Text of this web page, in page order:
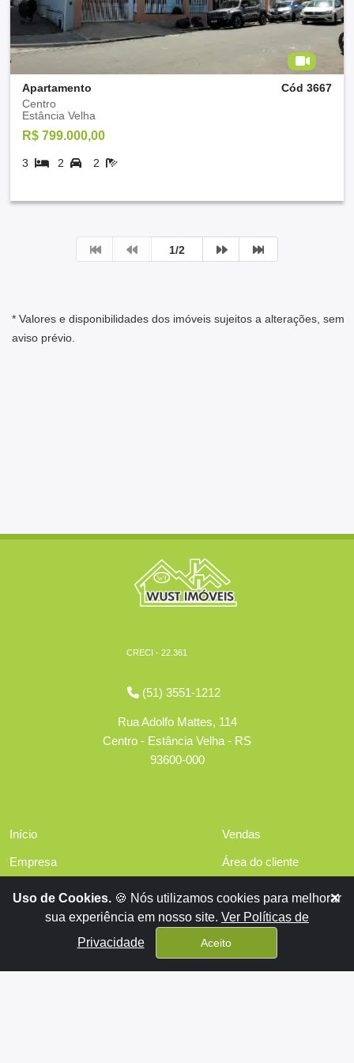
Apartamento
Cód 3667
Centro
Estância Velha
R$ 799.000,00
3 2 2
1/2
* Valores e disponibilidades dos imóveis sujeitos a alterações, sem
aviso prévio.
CRECI - 22.361
(51) 3551-1212
Rua Adolfo Mattes, 114
Centro - Estância Velha - RS
93600-000
Início
Empresa
Financiamentos
Vendas
Área do cliente
Contato
Uso de Cookies. 🍪 Nós utilizamos cookies para melhorar
sua experiência em nosso site. Ver Políticas de
Privacidade
Aceito